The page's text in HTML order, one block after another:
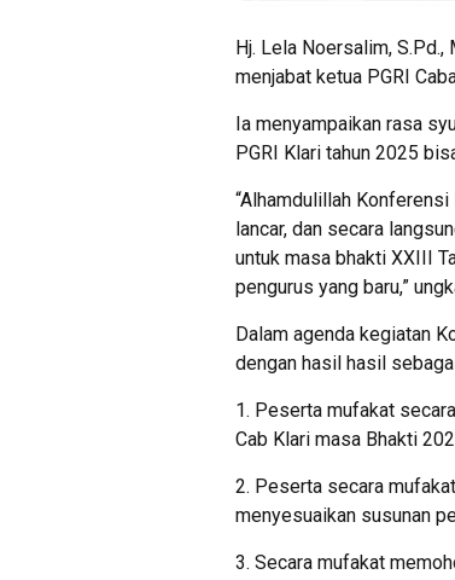
Hj. Lela Noersalim,
menjabat ketua PGRI
Ia menyampaikan rasa
PGRI Klari tahun 2025
“Alhamdulillah
lancar, dan secara
untuk masa bhakti XXIII
pengurus yang baru,”
Dalam agenda kegiatan
dengan hasil hasil
1. Peserta mufakat
Cab Klari masa Bhakti
2. Peserta secara
menyesuaikan susunan
3. Secara mufakat